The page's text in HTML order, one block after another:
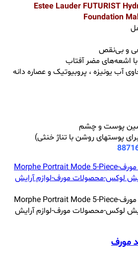
Estee Lauder FUTURIST
Foundation
و بی‌نقص
آب یونیزه ، پروبیوتیک و عصاره دانه
پوست و چشم
مورف